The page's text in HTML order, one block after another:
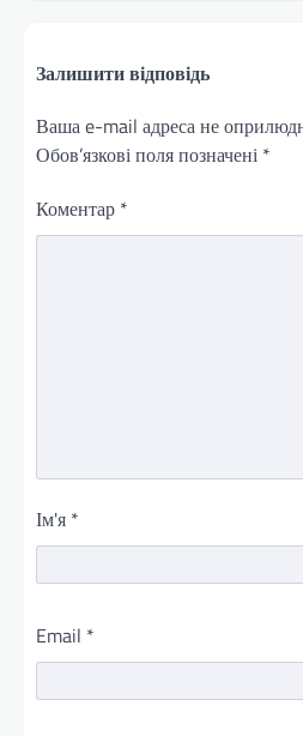
Залишити відповідь
Ваша e-mail адреса не
Обов’язкові поля позначені *
Коментар *
Ім'я *
Email *